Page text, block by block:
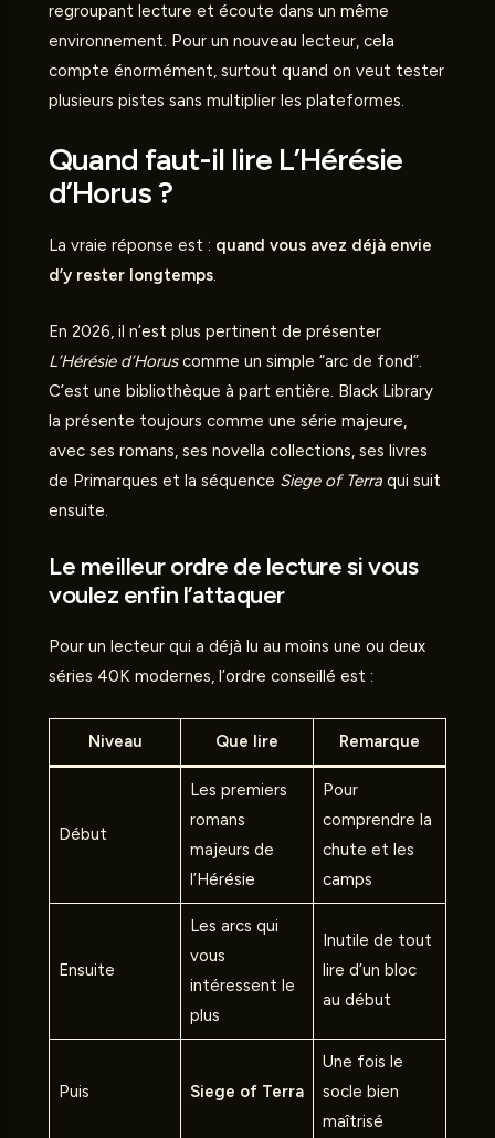
regroupant lecture et écoute dans un même
environnement. Pour un nouveau lecteur, cela
compte énormément, surtout quand on veut tester
plusieurs pistes sans multiplier les plateformes.
Quand faut-il lire L’Hérésie
d’Horus ?
La vraie réponse est : quand vous avez déjà envie
d’y rester longtemps.
En 2026, il n’est plus pertinent de présenter
L’Hérésie d’Horuscomme un simple “arc de fond”.
C’est une bibliothèque à part entière. Black Library
la présente toujours comme une série majeure,
avec ses romans, ses novella collections, ses livres
de Primarques et la séquence Siege of Terra qui suit
ensuite.
Le meilleur ordre de lecture si vous
voulez enfin l’attaquer
Pour un lecteur qui a déjà lu au moins une ou deux
séries 40K modernes, l’ordre conseillé est :
Niveau Que lire Remarque
Début
Les premiers
romans
majeurs de
l’Hérésie
Pour
comprendre la
chute et les
camps
Ensuite
Les arcs qui
vous
intéressent le
plus
Inutile de tout
lire d’un bloc
au début
Puis Siege of Terra
Une fois le
socle bien
maîtrisé